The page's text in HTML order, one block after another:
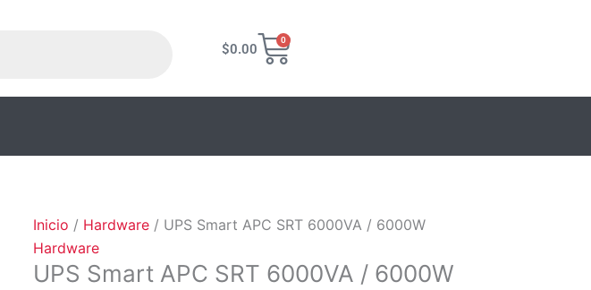
$0.00
0
Carrito
Inicio / Hardware / UPS Smart APC SRT 6000VA / 6000W
Hardware
UPS Smart APC SRT 6000VA / 6000W